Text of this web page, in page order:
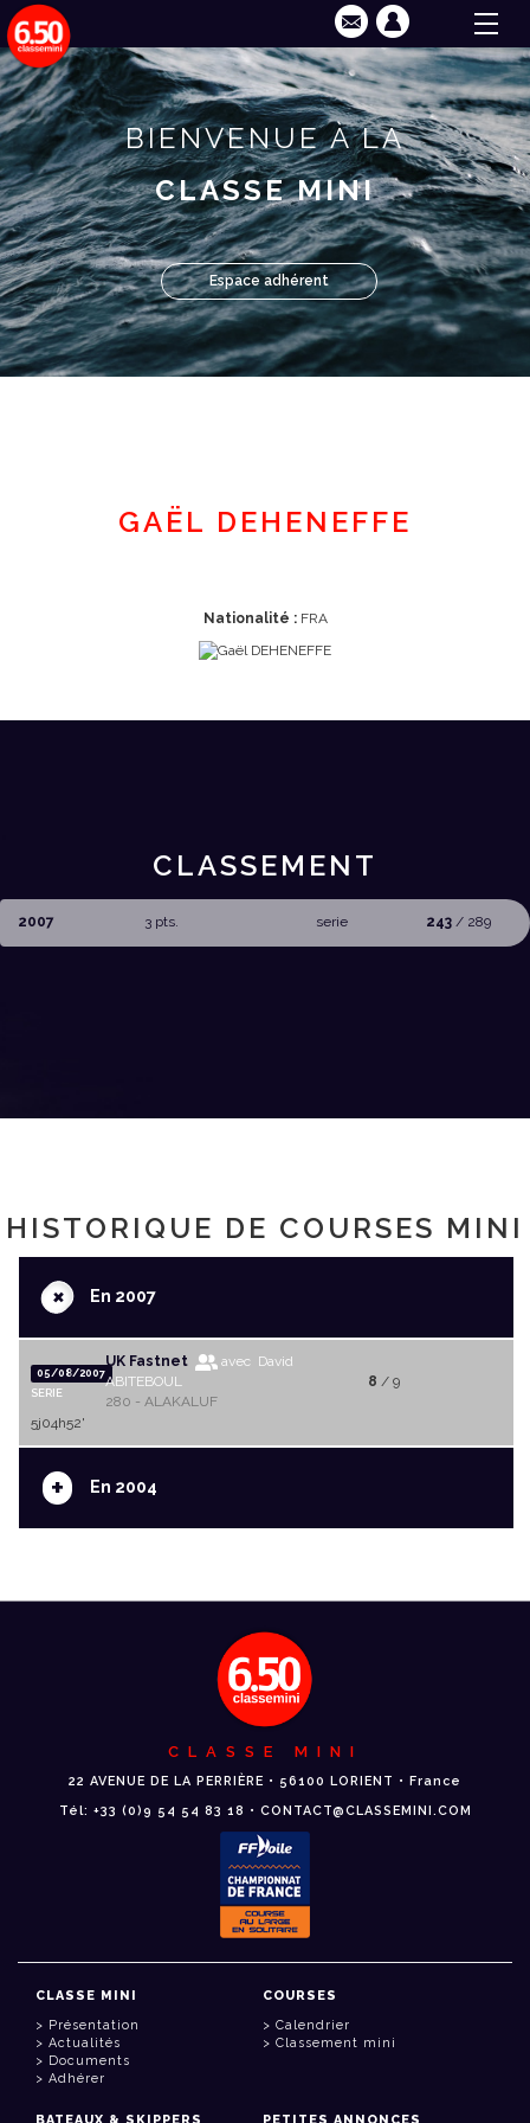
BIENVENUE À LA
CLASSE MINI
Espace adhérent
GAËL DEHENEFFE
Nationalité :FRA
CLASSEMENT
2007 3 pts. serie 243 / 289
HISTORIQUE DE COURSES MINI
+En 2007
05/08/2007
SERIE
UK Fastnet
avec David
ABITEBOUL
280 - ALAKALUF
8 / 9
5j04h52'
+ En 2004
CLASSE MINI
22 AVENUE DE LA PERRIÈRE • 56100 LORIENT • France
Tél: +33 (0)9 54 54 83 18 • CONTACT@CLASSEMINI.COM
CLASSE MINI
Présentation
Actualités
Documents
Adhérer
COURSES
Calendrier
Classement mini
BATEAUX & SKIPPERS PETITES ANNONCES